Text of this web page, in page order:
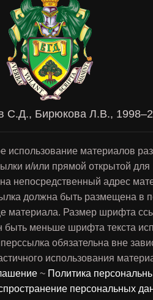
С.Д., Бирюкова Л.В.,
использование материалов
и/или прямой открытой
непосредственный адрес
должна быть размещена в
материала. Размер шрифта
быть меньше шрифта текста
обязательна вне
использования
~ Политика
персональных